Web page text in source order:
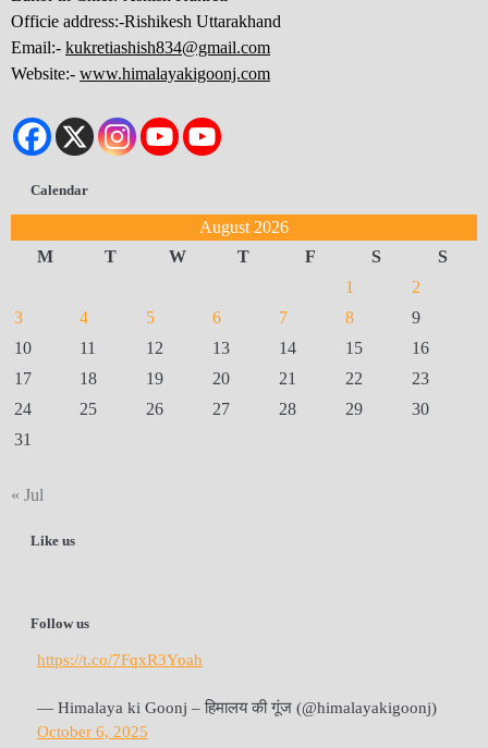
Officie address:-Rishikesh Uttarakhand
Email:- kukretiashish834@gmail.com
Website:- www.himalayakigoonj.com
Calendar
August 2026
M
T W T F S
S
1
2
3
4 5 6 7 8
9
10
11 12 13 14 15
16
17
18 19 20 21 22
23
24
25 26 27 28 29
30
31
« Jul
Like us
Follow us
https://t.co/7FqxR3Yoah
— Himalaya ki Goonj – हिमालय की गूंज (@himalayakigoonj)
October 6, 2025